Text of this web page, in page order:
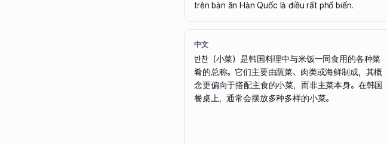
trên bàn ăn Hàn Quốc là điều rất phổ biến.
中文
반찬（小菜）是韩国料理中与米饭一同食用的各种菜
肴的总称。它们主要由蔬菜、肉类或海鲜制成，其概
念更偏向于搭配主食的小菜，而非主菜本身。在韩国
餐桌上，通常会摆放多种多样的小菜。